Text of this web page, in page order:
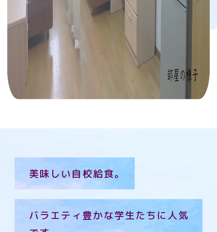
美味しい自校給食。
バラエティ豊かな学生たちに人気